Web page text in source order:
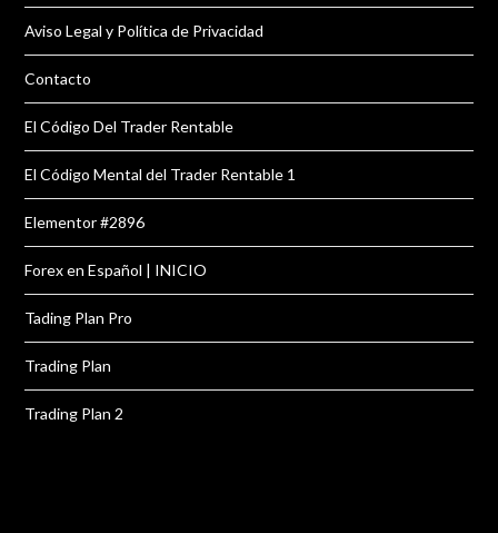
Aviso Legal y Política de Privacidad
Contacto
El Código Del Trader Rentable
El Código Mental del Trader Rentable 1
Elementor #2896
Forex en Español | INICIO
Tading Plan Pro
Trading Plan
Trading Plan 2